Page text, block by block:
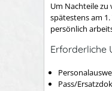
Um Nachteile zu
spätestens am
persönlich
Erforderliche
Pass/